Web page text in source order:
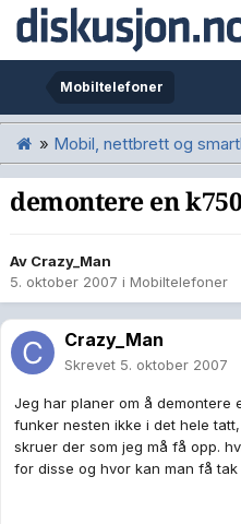
Mobiltelefoner
» Mobil, nettbrett og
demontere en
Av Crazy_Man
5. oktober 2007 i Mobiltelefoner
Crazy_Man
Skrevet 5. oktober 2007
Jeg har planer om å demontere
funker nesten ikke i det hele
skruer der som jeg må få opp.
for disse og hvor kan man få tak